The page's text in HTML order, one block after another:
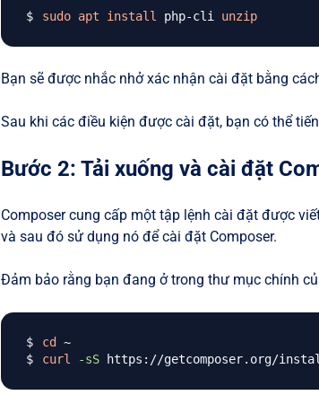
sudo apt install php-cli unzip
Bạn sẽ được nhắc nhở xác nhận cài đặt bằng
Sau khi các điều kiện được cài đặt, bạn có thể
Bước 2: Tải xuống và cài đặt
Composer cung cấp một tập lệnh cài đặt được
và sau đó sử dụng nó để cài đặt Composer.
Đảm bảo rằng bạn đang ở trong thư mục chính
cd
~
curl
-sS https://getcomposer.org/